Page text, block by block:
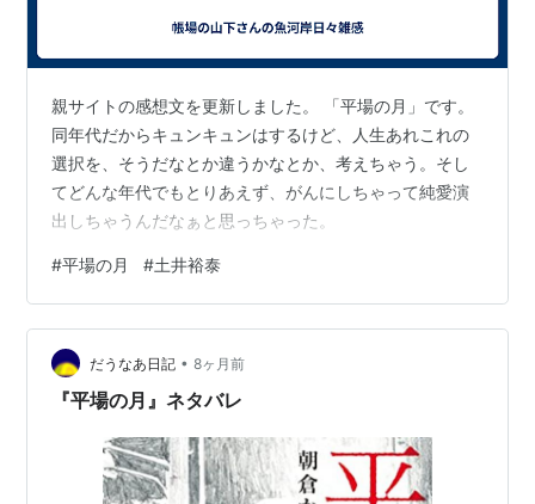
親サイトの感想文を更新しました。 「平場の月」です。
同年代だからキュンキュンはするけど、人生あれこれの
選択を、そうだなとか違うかなとか、考えちゃう。そし
てどんな年代でもとりあえず、がんにしちゃって純愛演
出しちゃうんだなぁと思っちゃった。
#平場の月 #土井裕泰
だうなあ日記 • 8ヶ月前
『平場の月』ネタバレ